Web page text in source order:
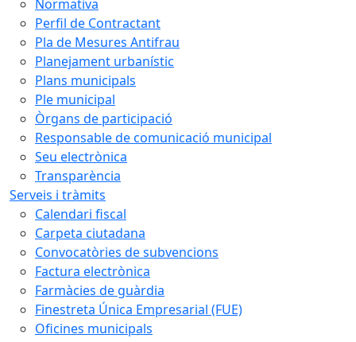
Normativa
Perfil de Contractant
Pla de Mesures Antifrau
Planejament urbanístic
Plans municipals
Ple municipal
Òrgans de participació
Responsable de comunicació municipal
Seu electrònica
Transparència
Serveis i tràmits
Calendari fiscal
Carpeta ciutadana
Convocatòries de subvencions
Factura electrònica
Farmàcies de guàrdia
Finestreta Única Empresarial (FUE)
Oficines municipals